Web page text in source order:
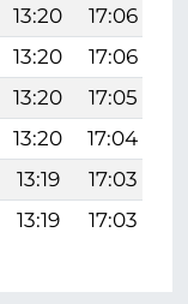
13:20 17:06
13:20 17:06
13:20 17:05
13:20 17:04
13:19 17:03
13:19 17:03